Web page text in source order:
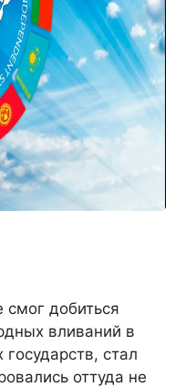
добиться
вливаний в
стал
оттуда не